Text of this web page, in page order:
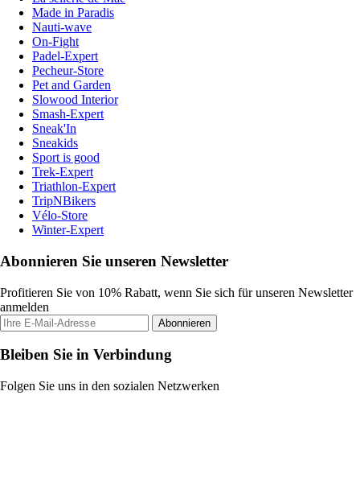
Made in Paradis
Nauti-wave
On-Fight
Padel-Expert
Pecheur-Store
Pet and Garden
Slowood Interior
Smash-Expert
Sneak'In
Sneakids
Sport is good
Trek-Expert
Triathlon-Expert
TripNBikers
Vélo-Store
Winter-Expert
Abonnieren Sie unseren Newsletter
Profitieren Sie von 10% Rabatt, wenn Sie sich für unseren Newsletter
anmelden
Abonnieren
Bleiben Sie in Verbindung
Folgen Sie uns in den sozialen Netzwerken